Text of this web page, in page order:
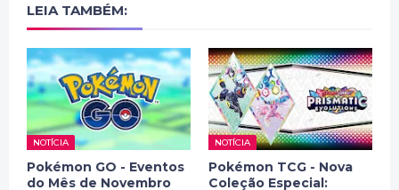
LEIA TAMBÉM:
NOTÍCIA
Pokémon GO - Eventos
do Mês de Novembro
NOTÍCIA
Pokémon TCG - Nova
Coleção Especial: